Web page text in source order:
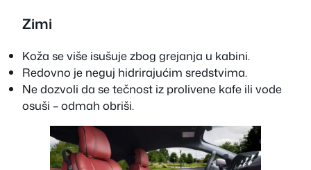
Zimi
Koža se više isušuje zbog grejanja u kabini.
Redovno je neguj hidrirajućim sredstvima.
Ne dozvoli da se tečnost iz prolivene kafe ili vode
osuši – odmah obriši.